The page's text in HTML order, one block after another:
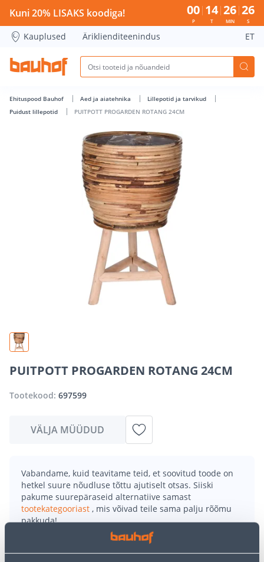
PUITPOTT PROGARDEN ROTANG 24CM - Bauhof has loaded
Kuni 20% LISAKS koodiga! 00
P
14
T
26
MIN
25
S
Kauplused Äriklienditeenindus ET
Ehituspood Bauhof Aed ja aiatehnika
Lillepotid ja tarvikud
Puidust lillepotid
PUITPOTT PROGARDEN ROTANG 24CM
PUITPOTT PROGARDEN ROTANG 24CM
Tootekood: 697599
VÄLJA MÜÜDUD
Vabandame, kuid teavitame teid, et soovitud toode on
hetkel suure nõudluse tõttu ajutiselt otsas. Siiski
pakume suurepäraseid alternatiive samast
tootekategooriast , mis võivad teile sama palju rõõmu
pakkuda!
Teie ostlemisrõõm ei pea aga siin lõppema - oma
uurimistööd saate jätkata, naastes
kasutades meie võimsat otsingufunktsiooni, et leida